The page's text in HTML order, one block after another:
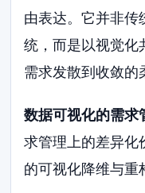
由表达。它并非传
统，而是以视觉化
需求发散到收敛的
数据可视化的需求
求管理上的差异化
的可视化降维与重